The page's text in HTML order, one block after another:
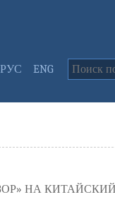
РУС ENG
НА